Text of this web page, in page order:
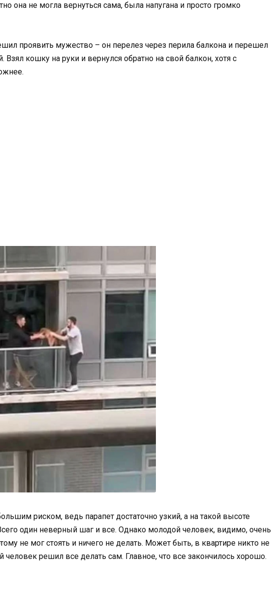
она не могла вернуться сама, была напугана и просто громко
проявить мужество – он перелез через перила балкона и перешел
Взял кошку на руки и вернулся обратно на свой балкон, хотя с
риском, ведь парапет достаточно узкий, а на такой высоте
один неверный шаг и все. Однако молодой человек, видимо, очень
не мог стоять и ничего не делать. Может быть, в квартире никто не
человек решил все делать сам. Главное, что все закончилось хорошо.